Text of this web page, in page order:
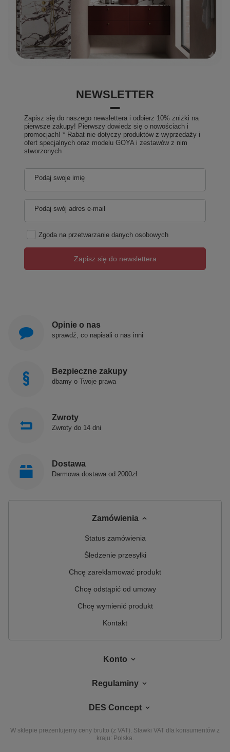
NEWSLETTER
Zapisz się do naszego newslettera i odbierz 10% zniżki na
pierwsze zakupy! Pierwszy dowiedz się o nowościach i
promocjach! * Rabat nie dotyczy produktów z wyprzedaży i
ofert specjalnych oraz modelu GOYA i zestawów z nim
stworzonych
Podaj swoje imię
Podaj swój adres e-mail
Zgoda na przetwarzanie danych osobowych
Zapisz się do newslettera
Opinie o nas
sprawdź, co napisali o nas inni
Bezpieczne zakupy
dbamy o Twoje prawa
Zwroty
Zwroty do 14 dni
Dostawa
Darmowa dostawa od 2000zł
Zamówienia
Status zamówienia
Śledzenie przesyłki
Chcę zareklamować produkt
Chcę odstąpić od umowy
Chcę wymienić produkt
Kontakt
Konto
Regulaminy
DES Concept
W sklepie prezentujemy ceny brutto (z VAT). Stawki VAT dla konsumentów z
kraju: Polska.